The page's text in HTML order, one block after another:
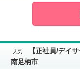
【正社員/デイ
南足柄市